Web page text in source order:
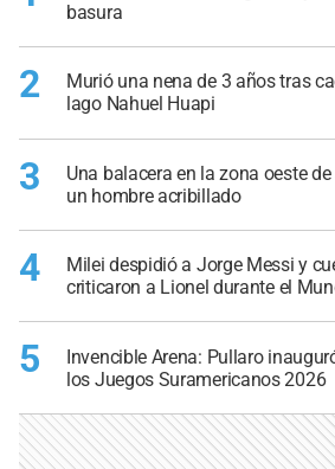
basura
2
Murió una nena de 3 años tras
lago Nahuel Huapi
3
Una balacera en la zona oeste
un hombre acribillado
4
Milei despidió a Jorge Messi y
criticaron a Lionel durante el
5
Invencible Arena: Pullaro
los Juegos Suramericanos 2026